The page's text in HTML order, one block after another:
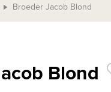
Broeder Jacob Blond
Blond